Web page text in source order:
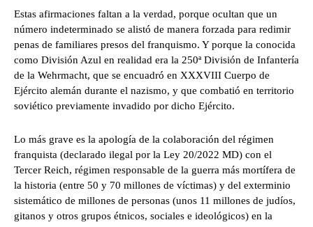
Estas afirmaciones faltan a la verdad, porque ocultan que un
número indeterminado se alistó de manera forzada para redimir
penas de familiares presos del franquismo. Y porque la conocida
como División Azul en realidad era la 250ª División de Infantería
de la Wehrmacht, que se encuadró en XXXVIII Cuerpo de
Ejército alemán durante el nazismo, y que combatió en territorio
soviético previamente invadido por dicho Ejército.
Lo más grave es la apología de la colaboración del régimen
franquista (declarado ilegal por la Ley 20/2022 MD) con el
Tercer Reich, régimen responsable de la guerra más mortífera de
la historia (entre 50 y 70 millones de víctimas) y del exterminio
sistemático de millones de personas (unos 11 millones de judíos,
gitanos y otros grupos étnicos, sociales e ideológicos) en la